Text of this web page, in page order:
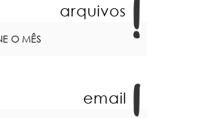
arquivos
email